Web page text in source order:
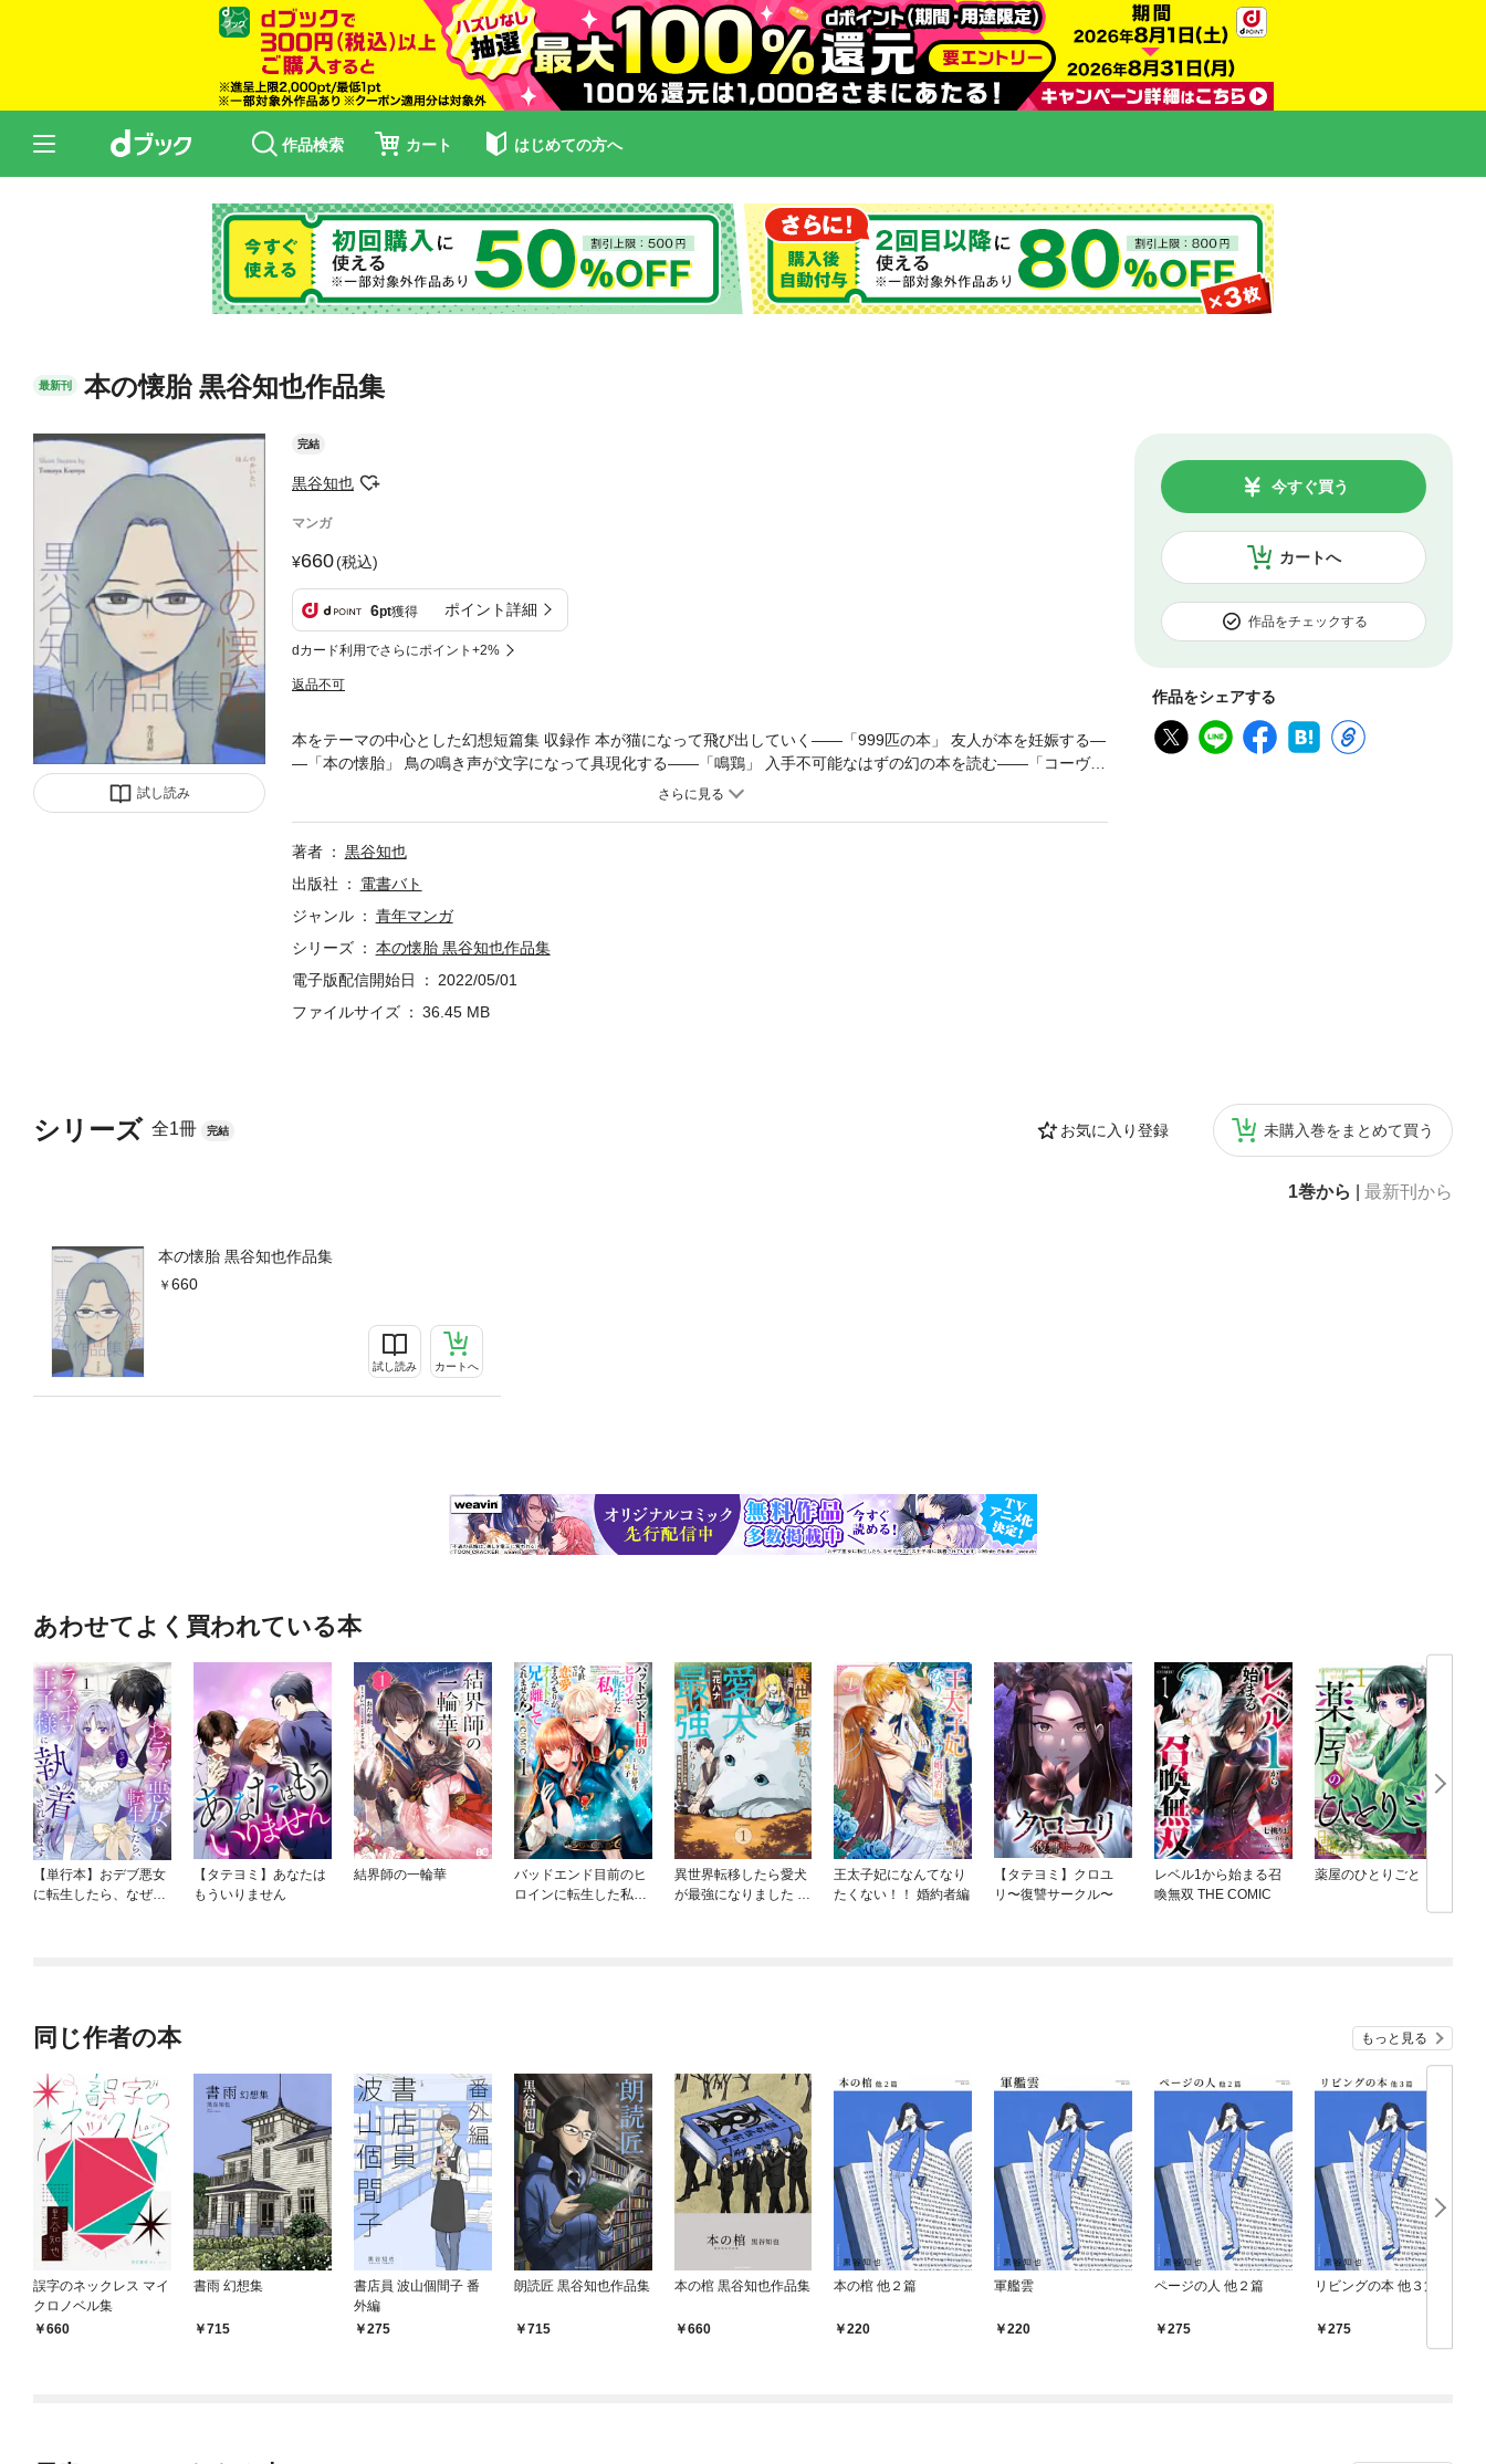
作品検索 カート はじめての方へ
最新刊 本の懐胎 黒谷知也作品集
試し読み
完結
黒谷知也
マンガ
660(税込)
6pt獲得 ポイント詳細
dカード利用でさらにポイント+2%
返品不可
カートへ
今すぐ買う
作品をチェックする
作品をシェアする
シリーズ 全1冊 完結 お気に入り登録 未購入巻をまとめて買う
1巻から 最新刊から
本の懐胎 黒谷知也作品集
660
試し読み カートへ
本をテーマの中心とした幻想短篇集 収録作 本が猫になって飛び出していく――「999匹の本」 友人が本を妊娠する―
―「本の懐胎」 鳥の鳴き声が文字になって具現化する――「鳴鶏」 入手不可能なはずの幻の本を読む――「コーヴ
ェ・アンネイの図書館」 猫の耳から本のページが出てくる――「猫の耳の文学」 他「草枕のこと」「顔が本の猫」
著者
黒谷知也
出版社
電書バト
ジャンル
青年マンガ
シリーズ
本の懐胎 黒谷知也作品集
電子版配信開始日
2022/05/01
ファイルサイズ
36.45 MB
あわせてよく買われている本
【単行本】おデブ悪女
に転生したら、なぜか
【タテヨミ】あなたは
もういりません
結界師の一輪華
バッドエンド目前のヒ
ロインに転生した私、
異世界転移したら愛犬
が最強になりました ～
王太子妃になんてなり
たくない！！ 婚約者編
【タテヨミ】クロユ
リ〜復讐サークル〜
レベル1から始まる召
喚無双 THE COMIC
薬屋のひとりごと
同じ作者の本 もっと見る
誤字のネックレス マイ
クロノベル集
660
書雨 幻想集
715
書店員 波山個間子 番
外編
275
朗読匠 黒谷知也作品集
715
本の棺 黒谷知也作品集
660
本の棺 他２篇
220
軍艦雲
220
ページの人 他２篇
275
リビングの本 他３篇
275